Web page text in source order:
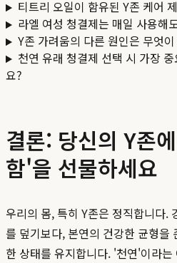
티트리 오일이 함유된 Y존 케어
라엘 여성 청결제는 매일 사용해
Y존 가려움의 다른 원인은 무엇
천연 유래 청결제 선택 시 가장
요?
결론: 당신의 Y존
함'을 선물하세요
우리의 몸, 특히 Y존은 정직합니다.
를 덮기보다, 본연의 건강한 균형을
한 상태를 유지합니다. '천연'이라